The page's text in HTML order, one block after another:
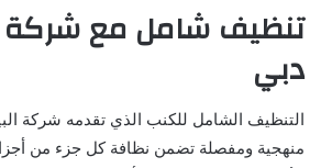
تنظيف شامل مع
دبي
التنظيف الشامل للكنب الذي تقدمه شركة
منهجية ومفصلة تضمن نظافة كل جزء من